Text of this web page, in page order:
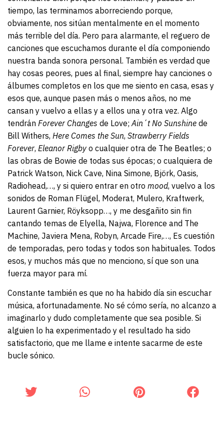
tiempo, las terminamos aborreciendo porque,
obviamente, nos sitúan mentalmente en el momento
más terrible del día. Pero para alarmante, el reguero de
canciones que escuchamos durante el día componiendo
nuestra banda sonora personal. También es verdad que
hay cosas peores, pues al final, siempre hay canciones o
álbumes completos en los que me siento en casa, esas y
esos que, aunque pasen más o menos años, no me
cansan y vuelvo a ellas y a ellos una y otra vez. Algo
tendrán Forever Changes de Love; Ain´t No Sunshine de
Bill Withers, Here Comes the Sun, Strawberry Fields
Forever, Eleanor Rigby o cualquier otra de The Beatles; o
las obras de Bowie de todas sus épocas; o cualquiera de
Patrick Watson, Nick Cave, Nina Simone, Björk, Oasis,
Radiohead,…, y si quiero entrar en otro mood, vuelvo a los
sonidos de Roman Flügel, Moderat, Mulero, Kraftwerk,
Laurent Garnier, Röyksopp…, y me desgañito sin fin
cantando temas de Elyella, Najwa, Florence and The
Machine, Javiera Mena, Robyn, Arcade Fire,…, Es cuestión
de temporadas, pero todas y todos son habituales. Todos
esos, y muchos más que no menciono, sí que son una
fuerza mayor para mí.
Constante también es que no ha habido día sin escuchar
música, afortunadamente. No sé cómo sería, no alcanzo a
imaginarlo y dudo completamente que sea posible. Si
alguien lo ha experimentado y el resultado ha sido
satisfactorio, que me llame e intente sacarme de este
bucle sónico.